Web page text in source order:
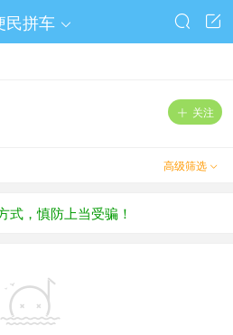
民拼车  

 关注
高级筛选 
式，慎防上当受骗！
